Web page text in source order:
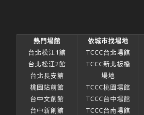
熱門場館
台北松江1館
台北松江2館
台北長安館
桃園站前館
台中文創館
台中新創館
依城市找場地
TCCC台北場館
TCCC新北板橋
場地
TCCC桃園場館
TCCC台中場館
TCCC台南場館